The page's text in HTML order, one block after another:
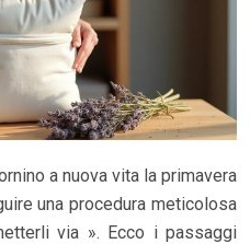
a nuova vita la primavera
una procedura meticolosa
via ». Ecco i passaggi